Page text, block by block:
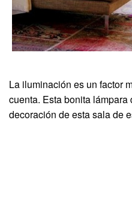
La iluminación es un factor
cuenta. Esta bonita
decoración de esta sala de